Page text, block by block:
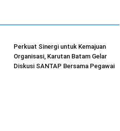
Perkuat Sinergi untuk Kemajuan
Organisasi, Karutan Batam Gelar
Diskusi SANTAP Bersama Pegawai